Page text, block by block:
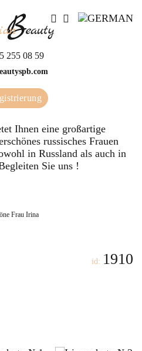
255 08 59
Ihnen eine großartige
russisches Frauen
in Russland als auch in
Sie uns !
Frau Irina
id: 1910